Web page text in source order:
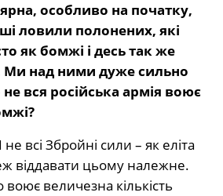
особливо на початку,
ловили полонених, які
як бомжі і десь так же
Ми над ними дуже сильно
вся російська армія воює
всі Збройні сили – як еліта
віддавати цьому належне.
величезна кількість